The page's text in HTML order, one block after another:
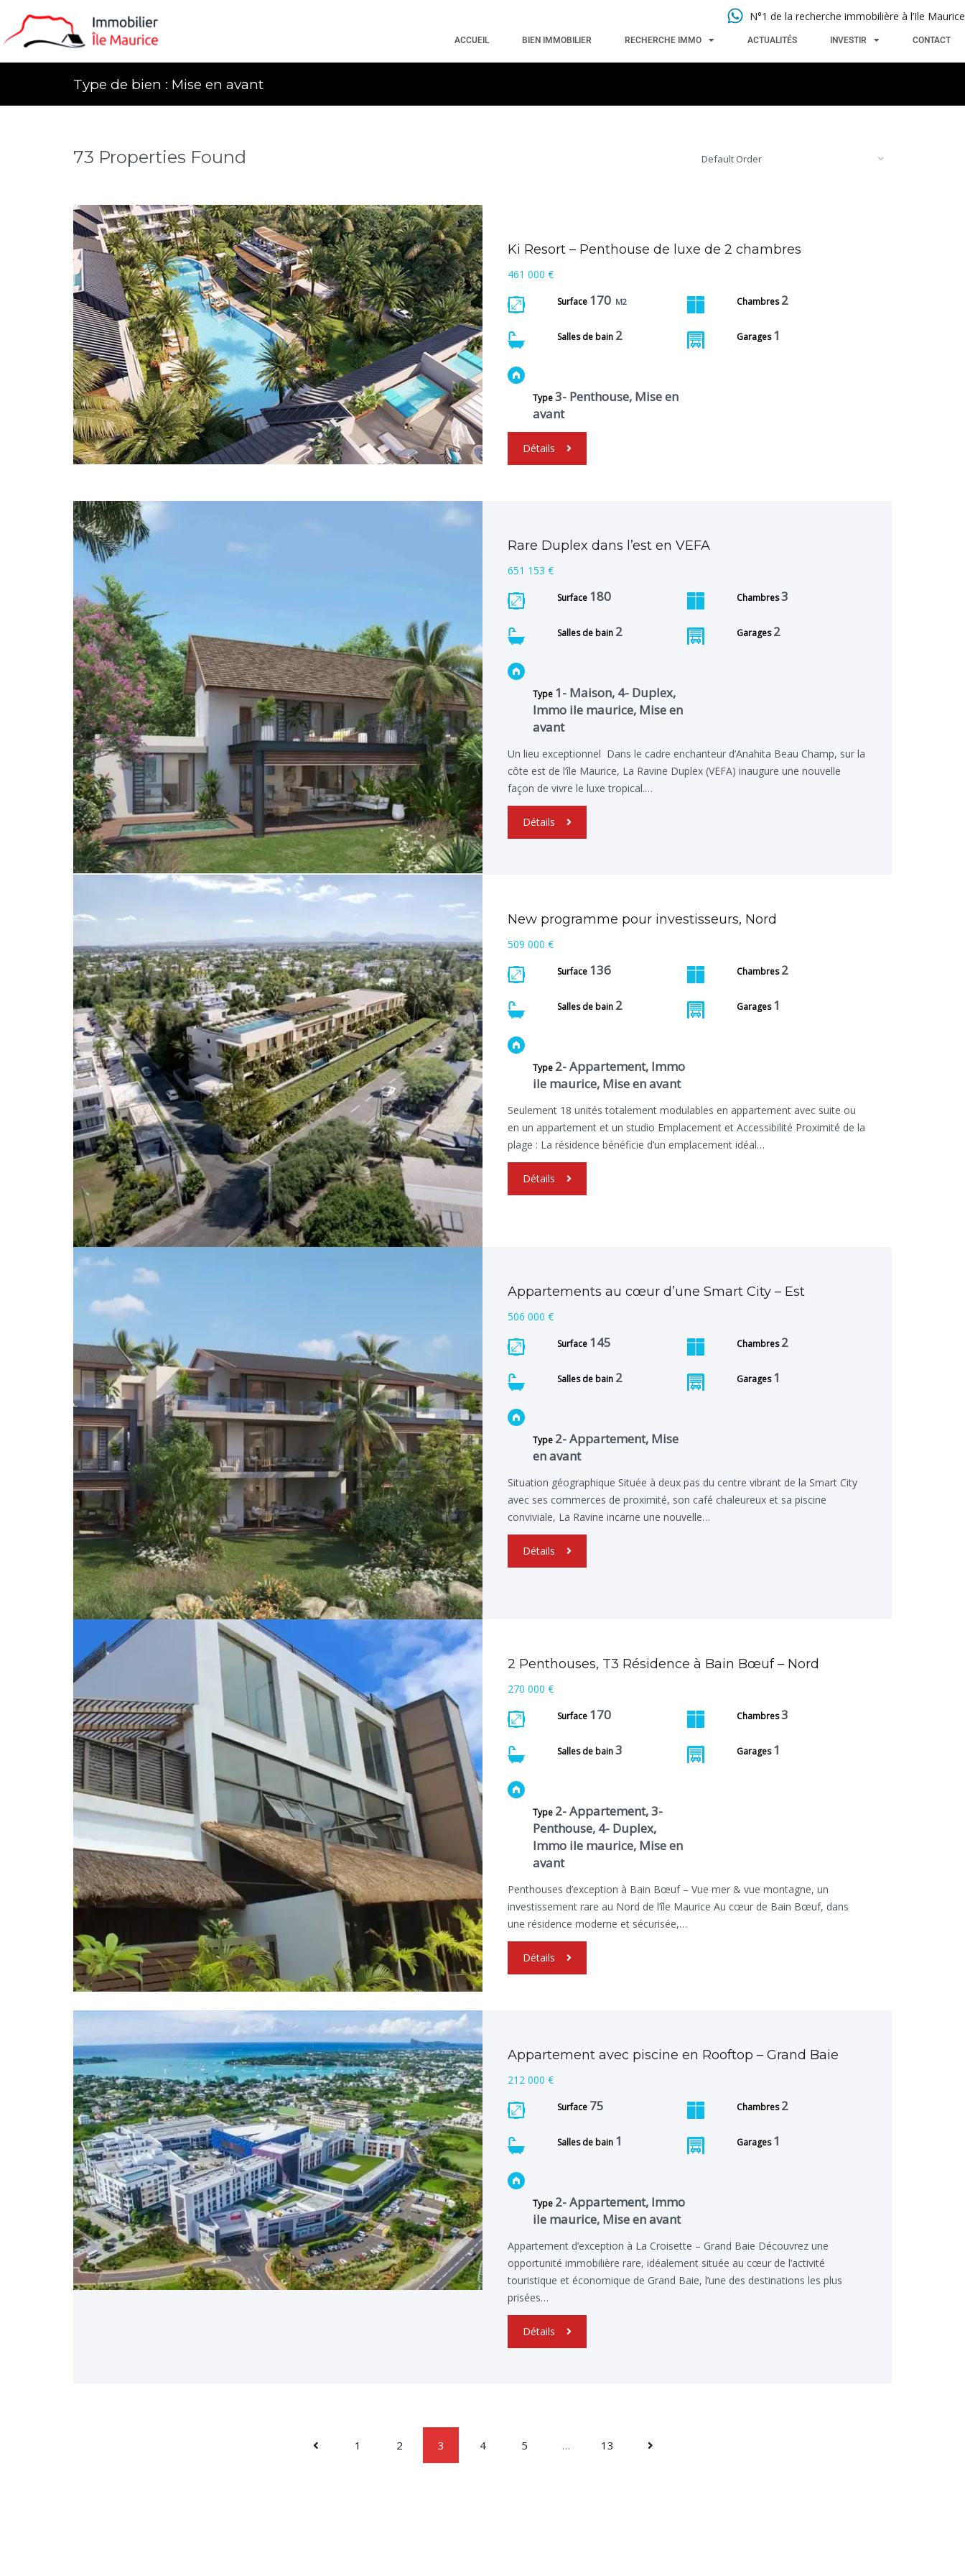
N°1 de la recherche immobilière à l’Ile Maurice
ACCUEIL BIEN IMMOBILIER RECHERCHE IMMO ACTUALITÉS INVESTIR CONTACT
Type de bien : Mise en avant
73 Properties Found Default Order
Ki Resort – Penthouse de luxe de 2 chambres
461 000 €
Surface 170 M2 Chambres 2
Salles de bain 2 Garages 1
Type3- Penthouse, Mise en
avant
Détails
Rare Duplex dans l’est en VEFA
651 153 €
Surface 180 Chambres3
Salles de bain 2 Garages 2
Type 1- Maison, 4- Duplex,
Immo ile maurice, Mise en
avant
Un lieu exceptionnel Dans le cadre enchanteur d’Anahita Beau Champ, sur la
côte est de l’île Maurice, La Ravine Duplex (VEFA) inaugure une nouvelle
façon de vivre le luxe tropical.…
Détails
New programme pour investisseurs, Nord
509 000 €
Surface 136 Chambres 2
Salles de bain 2 Garages 1
Type 2- Appartement, Immo
ile maurice, Mise en avant
Seulement 18 unités totalement modulables en appartement avec suite ou
en un appartement et un studio Emplacement et Accessibilité Proximité de la
plage : La résidence bénéficie d’un emplacement idéal…
Détails
Appartements au cœur d’une Smart City – Est
506 000 €
Surface 145 Chambres 2
Salles de bain 2 Garages 1
Type 2- Appartement, Mise
en avant
Situation géographique Située à deux pas du centre vibrant de la Smart City
avec ses commerces de proximité, son café chaleureux et sa piscine
conviviale, La Ravine incarne une nouvelle…
Détails
2 Penthouses, T3 Résidence à Bain Bœuf – Nord
270 000 €
Surface 170 Chambres3
Salles de bain3 Garages 1
Type 2- Appartement, 3-
Penthouse, 4- Duplex,
Immo ile maurice, Mise en
avant
Penthouses d’exception à Bain Bœuf – Vue mer & vue montagne, un
investissement rare au Nord de l’île Maurice Au cœur de Bain Bœuf, dans
une résidence moderne et sécurisée,…
Détails
Appartement avec piscine en Rooftop – Grand Baie
212 000 €
Surface 75 Chambres 2
Salles de bain 1 Garages 1
Type 2- Appartement, Immo
ile maurice, Mise en avant
Appartement d’exception à La Croisette – Grand Baie Découvrez une
opportunité immobilière rare, idéalement située au cœur de l’activité
touristique et économique de Grand Baie, l’une des destinations les plus
prisées…
Détails
1 2 3 4 5 … 13